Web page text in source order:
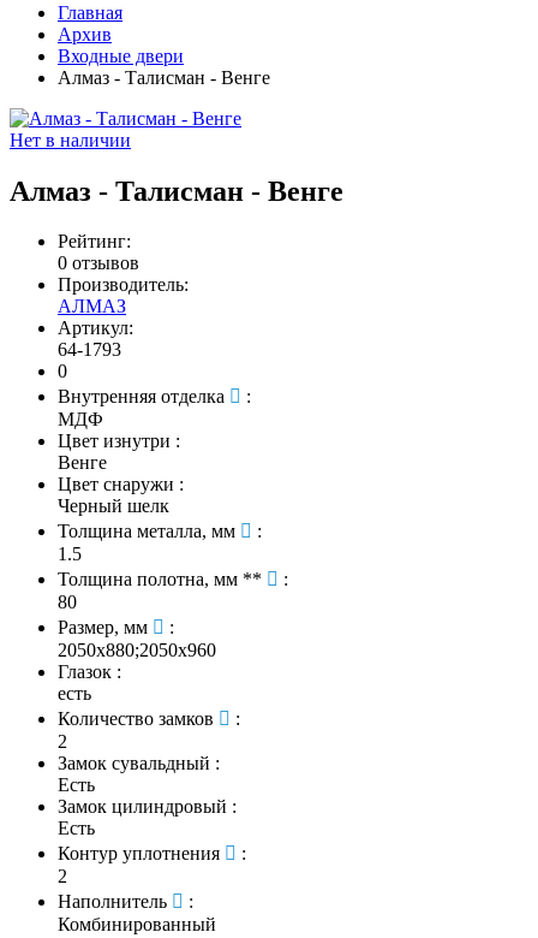
Главная
Архив
Входные двери
Алмаз - Талисман - Венге
Нет в наличии
Алмаз - Талисман - Венге
Рейтинг:
0 отзывов
Производитель:
АЛМАЗ
Артикул:
64-1793
0
Внутренняя отделка
:
МДФ
Цвет изнутри :
Венге
Цвет снаружи :
Черный шелк
Толщина металла, мм
:
1.5
Толщина полотна, мм **
:
80
Размер, мм
:
2050х880;2050х960
Глазок :
есть
Количество замков
:
2
Замок сувальдный :
Есть
Замок цилиндровый :
Есть
Контур уплотнения
:
2
Наполнитель
:
Комбинированный